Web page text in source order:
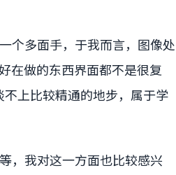
个多面手，于我而言，图像处
在做的东西界面都不是很复
上比较精通的地步，属于学
，我对这一方面也比较感兴